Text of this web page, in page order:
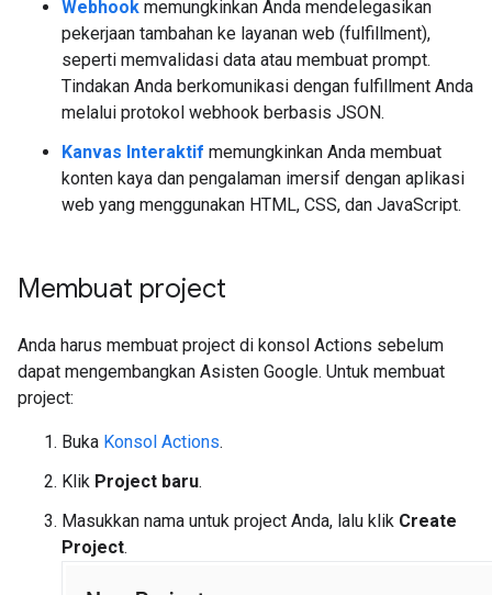
Webhook memungkinkan Anda mendelegasikan
pekerjaan tambahan ke layanan web (fulfillment),
seperti memvalidasi data atau membuat prompt.
Tindakan Anda berkomunikasi dengan fulfillment Anda
melalui protokol webhook berbasis JSON.
Kanvas Interaktif memungkinkan Anda membuat
konten kaya dan pengalaman imersif dengan aplikasi
web yang menggunakan HTML, CSS, dan JavaScript.
Membuat project
Anda harus membuat project di konsol Actions sebelum
dapat mengembangkan Asisten Google. Untuk membuat
project:
Buka Konsol Actions.
Klik Project baru.
Masukkan nama untuk project Anda, lalu klik Create
Project.